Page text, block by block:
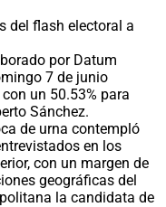
del flash electoral a
por Datum
7 de junio
un 50.53% para
Sánchez.
de urna contempló
en los
con un margen de
geográficas del
la candidata de